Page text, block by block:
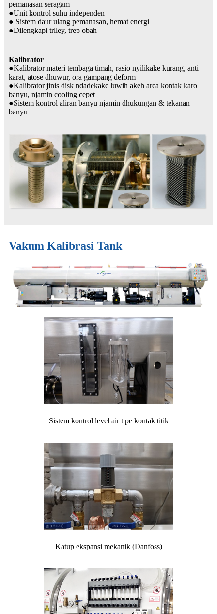
pemanasan seragam
●Unit kontrol suhu independen
● Sistem daur ulang pemanasan, hemat energi
●Dilengkapi trlley, trep obah
Kalibrator
●Kalibrator materi tembaga timah, rasio nyilikake kurang, anti
karat, atose dhuwur, ora gampang deform
●Kalibrator jinis disk ndadekake luwih akeh area kontak karo
banyu, njamin cooling cepet
●Sistem kontrol aliran banyu njamin dhukungan & tekanan
banyu
Vakum Kalibrasi Tank
Sistem kontrol level air tipe kontak titik
Katup ekspansi mekanik (Danfoss)